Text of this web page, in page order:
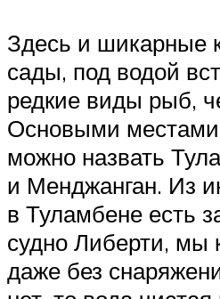
Здесь и шикарные
сады, под водой
редкие виды рыб,
Основыми местами
можно назвать
и Менджанган. Из
в Туламбене есть
судно Либерти, мы
даже без